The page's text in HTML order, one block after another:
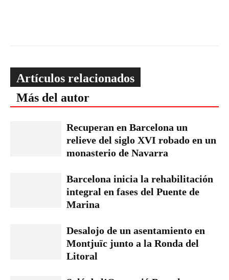
Artículos relacionados
Más del autor
Recuperan en Barcelona un
relieve del siglo XVI robado en un
monasterio de Navarra
Barcelona inicia la rehabilitación
integral en fases del Puente de
Marina
Desalojo de un asentamiento en
Montjuïc junto a la Ronda del
Litoral